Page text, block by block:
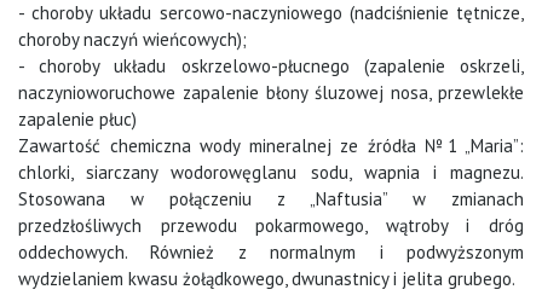
- choroby układu sercowo-naczyniowego (nadciśnienie tętnicze,
choroby naczyń wieńcowych);
- choroby układu oskrzelowo-płucnego (zapalenie oskrzeli,
naczynioworuchowe zapalenie błony śluzowej nosa, przewlekłe
zapalenie płuc)
Zawartość chemiczna wody mineralnej ze źródła №1 „Maria”:
chlorki, siarczany wodorowęglanu sodu, wapnia i magnezu.
Stosowana w połączeniu z „Naftusia” w zmianach
przedzłośliwych przewodu pokarmowego, wątroby i dróg
oddechowych. Również z normalnym i podwyższonym
wydzielaniem kwasu żołądkowego, dwunastnicy i jelita grubego.